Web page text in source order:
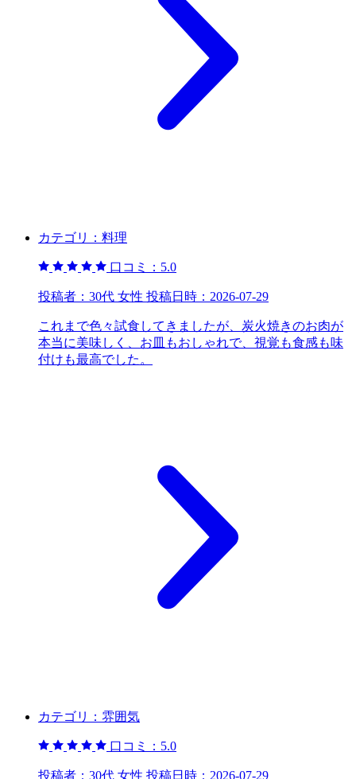
カテゴリ： 料理
口コミ： 5.0
投稿者： 30代 女性 投稿日時： 2026-07-29
これまで色々試食してきましたが、炭火焼きのお肉が
本当に美味しく、お皿もおしゃれで、視覚も食感も味
付けも最高でした。
カテゴリ： 雰囲気
口コミ： 5.0
投稿者： 30代 女性 投稿日時： 2026-07-29